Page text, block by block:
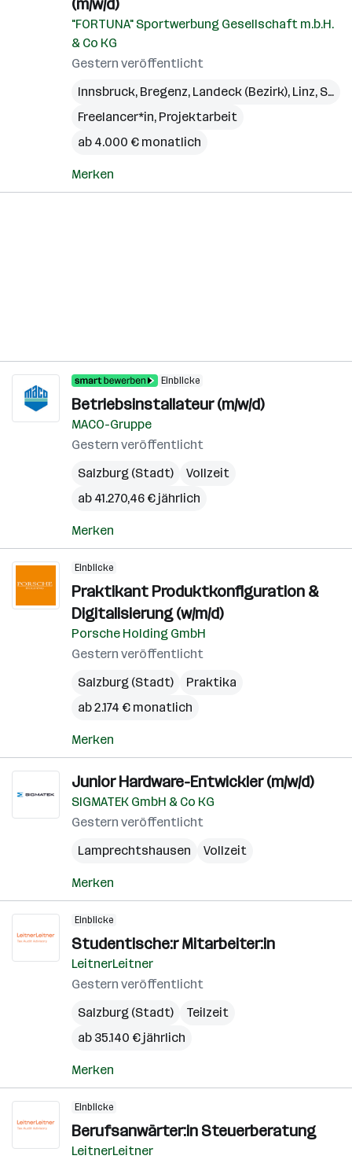
(m/w/d)
"FORTUNA" Sportwerbung Gesellschaft m.b.H.
& Co KG
Gestern veröffentlicht
Innsbruck, Bregenz, Landeck (Bezirk), Linz, St. Pölten
Freelancer*in, Projektarbeit
ab 4.000 € monatlich
Merken
Einblicke
Betriebsinstallateur (m/w/d)
MACO-Gruppe
Gestern veröffentlicht
Salzburg (Stadt)
Vollzeit
ab 41.270,46 € jährlich
Merken
Einblicke
Praktikant Produktkonfiguration &
Digitalisierung (w/m/d)
Porsche Holding GmbH
Gestern veröffentlicht
Salzburg (Stadt)
Praktika
ab 2.174 € monatlich
Merken
Junior Hardware-Entwickler (m/w/d)
SIGMATEK GmbH & Co KG
Gestern veröffentlicht
Lamprechtshausen
Vollzeit
Merken
Einblicke
Studentische:r Mitarbeiter:in
LeitnerLeitner
Gestern veröffentlicht
Salzburg (Stadt)
Teilzeit
ab 35.140 € jährlich
Merken
Einblicke
Berufsanwärter:in Steuerberatung
LeitnerLeitner